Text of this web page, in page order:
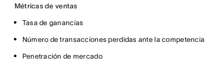
Métricas de ventas
Tasa de ganancias
Número de transacciones perdidas ante la competencia
Penetración de mercado